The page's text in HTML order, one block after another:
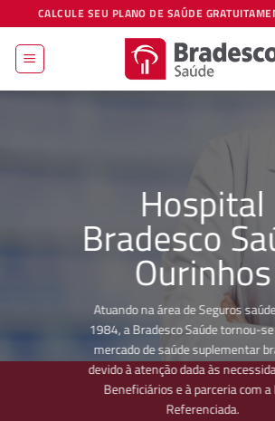
to
content
CALCULE SEU PLANO DE SAÚDE
Hospital
Bradesco
Ourinhos
Atuando na área de Seguros
1984, a Bradesco Saúde tornou-
mercado de saúde suplementar
devido à atenção dada às
Beneficiários e à parceria com a
Referenciada.